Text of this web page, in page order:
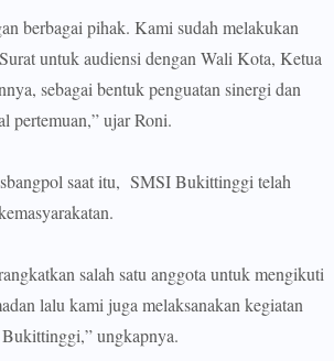
berbagai pihak. Kami sudah melakukan
untuk audiensi dengan Wali Kota, Ketua
sebagai bentuk penguatan sinergi dan
pertemuan,” ujar Roni.
saat itu, SMSI Bukittinggi telah
salah satu anggota untuk mengikuti
lalu kami juga melaksanakan kegiatan
ungkapnya.